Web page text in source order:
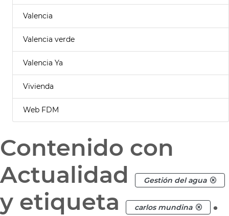
Valencia
Valencia verde
Valencia Ya
Vivienda
Web FDM
Contenido con
Actualidad
Gestión del agua
y etiqueta carlos mundina .